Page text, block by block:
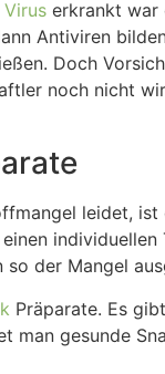
erkrankt war
Antiviren
Doch
noch nicht
leidet, ist
der Mangel
Präparate. Es
man gesunde